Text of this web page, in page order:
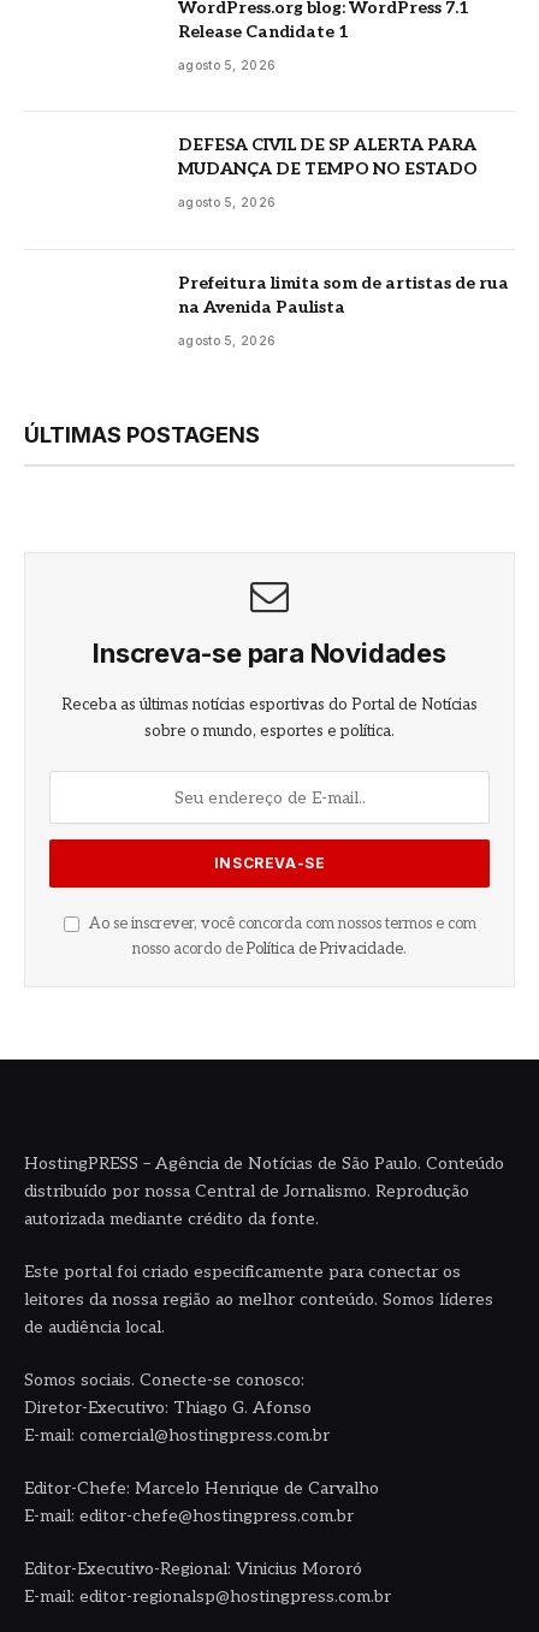
WordPress.org blog: WordPress 7.1
Release Candidate 1
agosto 5, 2026
DEFESA CIVIL DE SP ALERTA PARA
MUDANÇA DE TEMPO NO ESTADO
agosto 5, 2026
Prefeitura limita som de artistas de rua
na Avenida Paulista
agosto 5, 2026
ÚLTIMAS POSTAGENS
Inscreva-se para Novidades
Receba as últimas notícias esportivas do Portal de Notícias
sobre o mundo, esportes e política.
Ao se inscrever, você concorda com nossos termos e com
nosso acordo de Política de Privacidade.
HostingPRESS – Agência de Notícias de São Paulo. Conteúdo
distribuído por nossa Central de Jornalismo. Reprodução
autorizada mediante crédito da fonte.
Este portal foi criado especificamente para conectar os
leitores da nossa região ao melhor conteúdo. Somos líderes
de audiência local.
Somos sociais. Conecte-se conosco:
Diretor-Executivo: Thiago G. Afonso
E-mail: comercial@hostingpress.com.br
Editor-Chefe: Marcelo Henrique de Carvalho
E-mail: editor-chefe@hostingpress.com.br
Editor-Executivo-Regional: Vinicius Mororó
E-mail: editor-regionalsp@hostingpress.com.br